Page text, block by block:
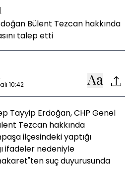
Bülent Tezcan hakkında
talep etti
10:42
Tayyip Erdoğan, CHP Genel
Tezcan hakkında
ilçesindeki yaptığı
ifadeler nedeniyle
suç duyurusunda